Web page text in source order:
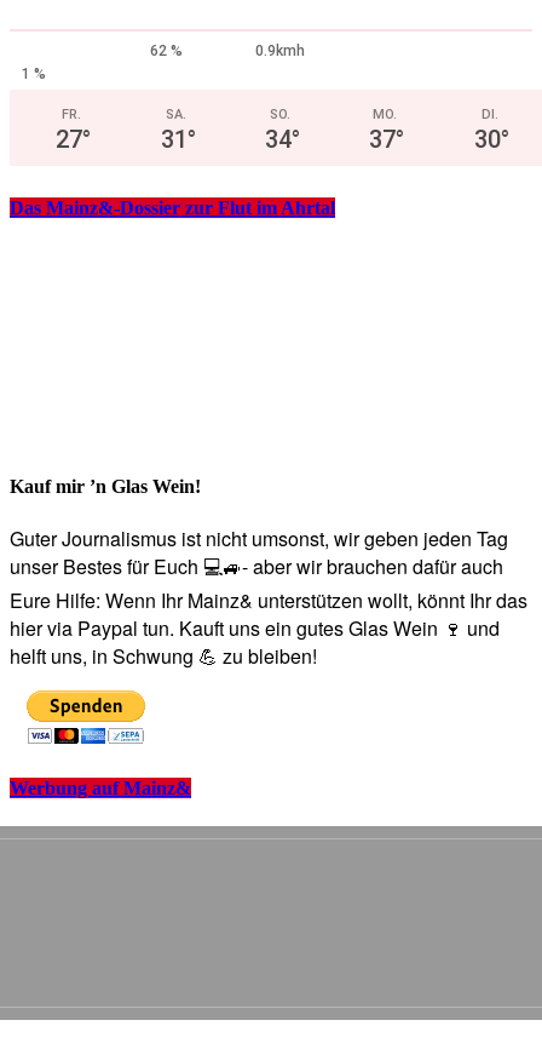
62 %
0.9kmh
1 %
FR.
27°
SA.
31°
SO.
34°
MO.
37°
DI.
30°
Das Mainz&-Dossier zur Flut im Ahrtal
Kauf mir ’n Glas Wein!
Guter Journalismus ist nicht umsonst, wir geben jeden Tag
unser Bestes für Euch 💻🚙- aber wir brauchen dafür auch
Eure Hilfe: Wenn Ihr Mainz& unterstützen wollt, könnt Ihr das
hier via Paypal tun. Kauft uns ein gutes Glas Wein 🍷 und
helft uns, in Schwung 💪 zu bleiben!
Werbung auf Mainz&